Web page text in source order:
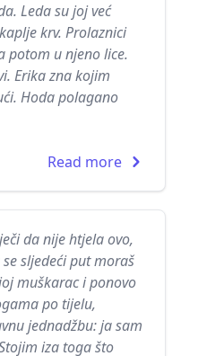
Leda su joj već
krv. Prolaznici
potom u njeno lice.
Erika zna kojim
Hoda polagano
Read more
da nije htjela ovo,
sljedeći put moraš
muškarac i ponovo
po tijelu,
jednadžbu: ja sam
iza toga što